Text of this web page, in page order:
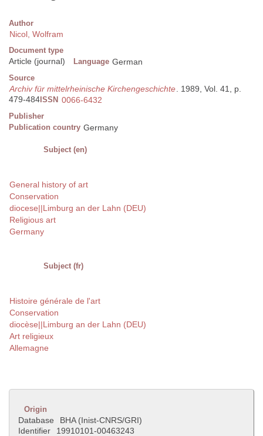
Author
Nicol, Wolfram
Document type
Article (journal) Language German
Source
Archiv für mittelrheinische Kirchengeschichte. 1989, Vol. 41, p.
479-484 ISSN 0066-6432
Publisher
Publication country Germany
Subject (en)
General history of art
Conservation
diocese||Limburg an der Lahn (DEU)
Religious art
Germany
Subject (fr)
Histoire générale de l'art
Conservation
diocèse||Limburg an der Lahn (DEU)
Art religieux
Allemagne
Origin
Database
BHA (Inist-CNRS/GRI)
Identifier
19910101-00463243